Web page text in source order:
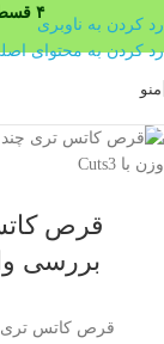
۴ قسط، بدون کارمزد
رد کردن به ناوبری
رد کردن به محتوای
منو
قرص
بررسی
قرص کاتس تری